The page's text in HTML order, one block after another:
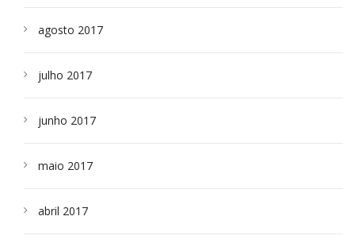
agosto 2017
julho 2017
junho 2017
maio 2017
abril 2017